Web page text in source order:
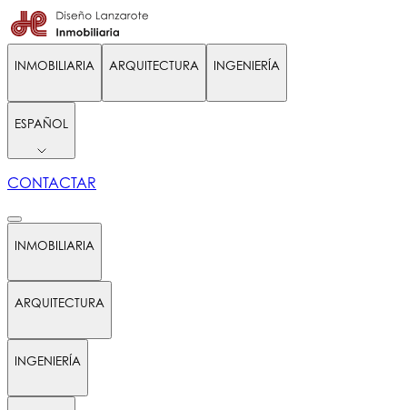
INMOBILIARIA ARQUITECTURA INGENIERÍA
ESPAÑOL
CONTACTAR
INMOBILIARIA
ARQUITECTURA
INGENIERÍA